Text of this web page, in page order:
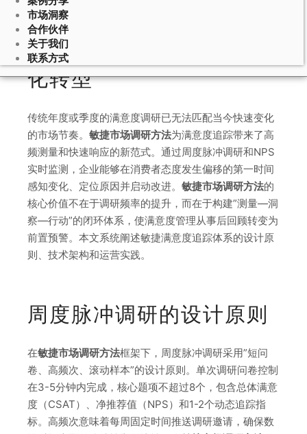
市场洞察
合作伙伴
关于我们
联系方式
引言：满意度追踪的敏捷
化转型
传统年度或季度的满意度调研已无法匹配当今快速变化
的市场节奏。 敏捷市场调研方法为满意度追踪带来了高
频测量和快速响应的新范式。通过周度脉冲调研和NPS
实时监测，企业能够在消费者态度发生偏移的第一时间
感知变化、定位原因并启动改进。 敏捷市场调研方法的
核心价值不在于调研频率的提升，而在于构建”测量—洞
察—行动”的闭环体系，使满意度管理从事后回顾转变为
前置预警。本文系统阐述敏捷满意度追踪体系的设计原
则、技术架构和运营实践。
周度脉冲调研的设计原则
在敏捷市场调研方法框架下，周度脉冲调研采用”短问
卷、高频次、滚动样本”的设计原则。单次调研问卷控制
在3-5分钟内完成，核心题项不超过8个，包含总体满意
度（CSAT）、净推荐值（NPS）和1-2个动态追踪指
标。高频次意味着每周固定时间推送调研邀请，确保数